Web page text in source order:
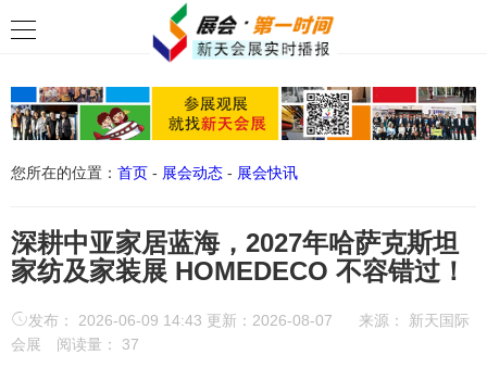
您所在的位置： 首页 - 展会动态 - 展会快讯
深耕中亚家居蓝海，2027年哈萨克斯坦
家纺及家装展 HOMEDECO 不容错过！
发布： 2026-06-09 14:43 更新：2026-08-07 来源： 新天国际
会展
阅读量： 37